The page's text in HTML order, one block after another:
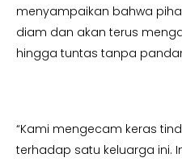
menyampaikan bahwa
diam dan akan terus
hingga tuntas tanpa
“Kami mengecam keras
terhadap satu keluarga ini.